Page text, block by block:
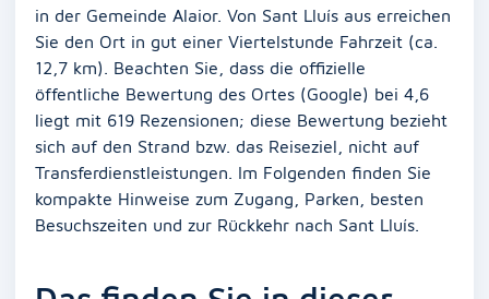
in der Gemeinde Alaior. Von Sant Lluís aus erreichen
Sie den Ort in gut einer Viertelstunde Fahrzeit (ca.
12,7 km). Beachten Sie, dass die offizielle
öffentliche Bewertung des Ortes (Google) bei 4,6
liegt mit 619 Rezensionen; diese Bewertung bezieht
sich auf den Strand bzw. das Reiseziel, nicht auf
Transferdienstleistungen. Im Folgenden finden Sie
kompakte Hinweise zum Zugang, Parken, besten
Besuchszeiten und zur Rückkehr nach Sant Lluís.